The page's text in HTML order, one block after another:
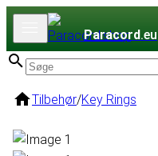
Paracord.eu
Tilbehør/Key Rings